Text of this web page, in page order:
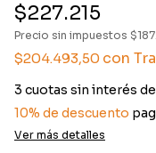
$227.215
Precio sin impuestos
$204.493,50 con
3 cuotas sin interés de
10% de descuento
Ver más detalles